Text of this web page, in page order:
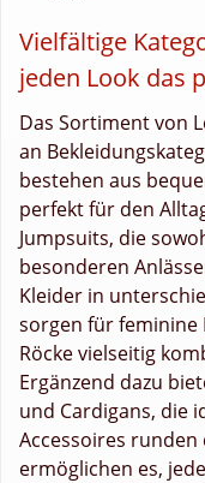
Vielfältige
jeden Look das
Das Sortiment von
an
bestehen aus
perfekt für den
Jumpsuits, die
besonderen
Kleider in
sorgen für feminine
Röcke vielseitig
Ergänzend dazu
und Cardigans, die
Accessoires
ermöglichen es,